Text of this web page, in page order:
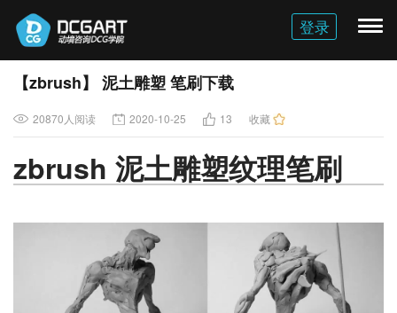
切
登录
【zbrush】 泥土雕塑 笔刷下载
20870人阅读 2020-10-25 13 收藏
zbrush 泥土雕塑纹理笔刷